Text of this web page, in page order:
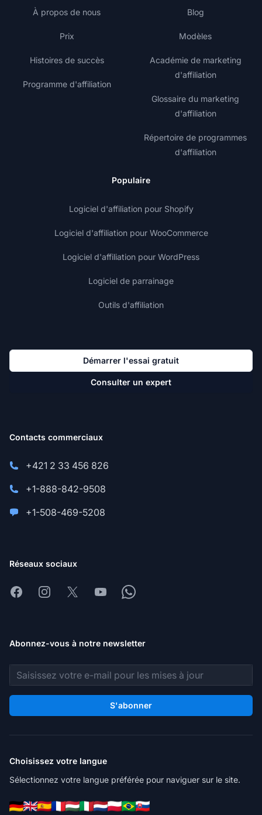
À propos de nous
Prix
Histoires de succès
Programme d'affiliation
Blog
Modèles
Académie de marketing
d'affiliation
Glossaire du marketing
d'affiliation
Répertoire de programmes
d'affiliation
Populaire
Logiciel d'affiliation pour Shopify
Logiciel d'affiliation pour WooCommerce
Logiciel d'affiliation pour WordPress
Logiciel de parrainage
Outils d'affiliation
Démarrer l'essai gratuit
Consulter un expert
Contacts commerciaux
+421 2 33 456 826
+1-888-842-9508
+1-508-469-5208
Réseaux sociaux
FacebookInstagram
X YoutubeWhatsapp
Abonnez-vous à notre newsletter
Adresse e-mail
S'abonner
Choisissez votre langue
Sélectionnez votre langue préférée pour naviguer sur le site.